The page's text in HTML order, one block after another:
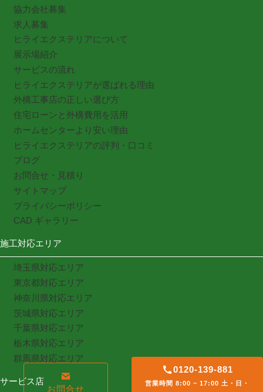
協力会社募集
求人募集
ヒライエクステリアについて
展示場紹介
サービスの流れ
ヒライエクステリアが選ばれる理由
外構工事店の正しい選び方
住宅ローンと外構費用を活用
ホームセンターより安い理由
ヒライエクステリアの評判・口コミ
ブログ
お問合せ・見積り
サイトマップ
プライバシーポリシー
CAD ギャラリー
施工対応エリア
埼玉県対応エリア
東京都対応エリア
神奈川県対応エリア
茨城県対応エリア
千葉県対応エリア
栃木県対応エリア
群馬県対応エリア
サービス店
お問合せ
0120-139-881
営業時間 8:00 ~ 17:00 土・日・